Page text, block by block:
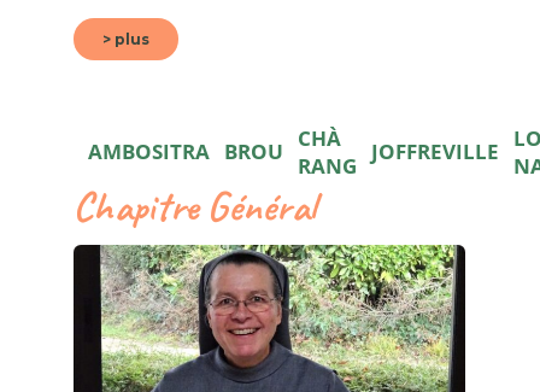
> plus
AMBOSITRA BROU
CHÀ
RANG
JOFFREVILLE
Chapitre Général